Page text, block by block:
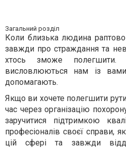
Загальний розділ
Коли близька людина раптово
завжди про страждання та
хтось зможе полегшити.
висловлюються нам із
допомагають.
Якщо ви хочете полегшити
час через організацію
заручитися підтримкою
професіоналів своєї справи,
цій сфері та завжди